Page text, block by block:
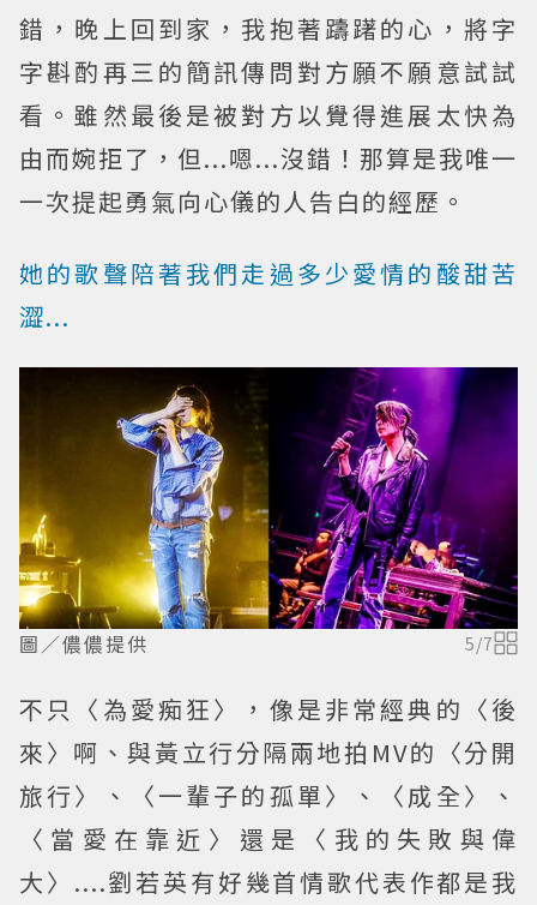
錯，晚上回到家，我抱著躊躇的心，將字
字斟酌再三的簡訊傳問對方願不願意試試
看。雖然最後是被對方以覺得進展太快為
由而婉拒了，但...嗯...沒錯！那算是我唯一
一次提起勇氣向心儀的人告白的經歷。
她的歌聲陪著我們走過多少愛情的酸甜苦
澀...
圖／儂儂提供 5/7
不只〈為愛痴狂〉，像是非常經典的〈後
來〉啊、與黃立行分隔兩地拍MV的〈分開
旅行〉、〈一輩子的孤單〉、〈成全〉、
〈當愛在靠近〉還是〈我的失敗與偉
大〉....劉若英有好幾首情歌代表作都是我